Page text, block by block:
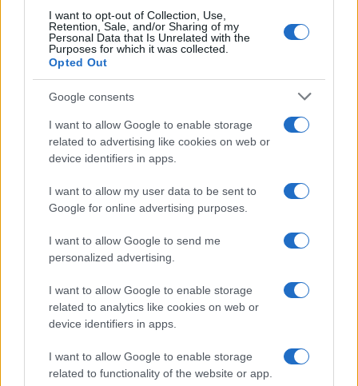
I want to opt-out of Collection, Use,
Retention, Sale, and/or Sharing of my
Personal Data that Is Unrelated with the
Purposes for which it was collected.
Opted Out
Google consents
I want to allow Google to enable storage
related to advertising like cookies on web or
device identifiers in apps.
I want to allow my user data to be sent to
Google for online advertising purposes.
I want to allow Google to send me
personalized advertising.
I want to allow Google to enable storage
related to analytics like cookies on web or
device identifiers in apps.
I want to allow Google to enable storage
related to functionality of the website or app.
Continua a leggere
CHI SI FA CHI
La città dei vivi: il nuovo film di Edoardo Gabbriellini
alla Mostra del Cinema di Venezia